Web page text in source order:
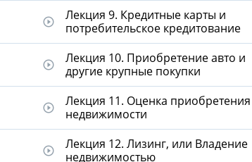
play_circle_outline
Лекция 9. Кредитные карты и
потребительское кредитование
play_circle_outline
Лекция 10. Приобретение авто и
другие крупные покупки
play_circle_outline
Лекция 11. Оценка приобретения
недвижимости
play_circle_outline
Лекция 12. Лизинг, или Владение
недвижимостью